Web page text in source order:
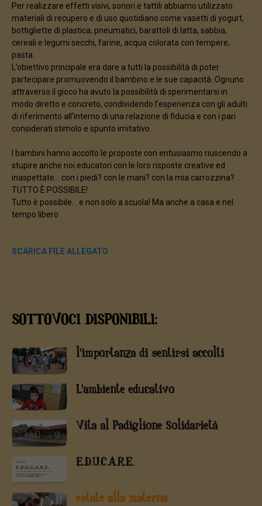
Per realizzare effetti visivi, sonori e tattili abbiamo utilizzato
materiali di recupero e di uso quotidiano come vasetti di yogurt,
bottigliette di plastica, pneumatici, barattoli di latta, sabbia,
cereali e legumi secchi, farine, acqua colorata con tempere,
pasta.
L’obiettivo principale era dare a tutti la possibilità di poter
partecipare promuovendo il bambino e le sue capacità. Ognuno
attraverso il gioco ha avuto la possibilità di sperimentarsi in
modo diretto e concreto, condividendo l’esperienza con gli adulti
di riferimento all’interno di una relazione di fiducia e con i pari
considerati stimolo e spunto imitativo.
I bambini hanno accolto le proposte con entusiasmo riuscendo a
stupire anche noi educatori con le loro risposte creative ed
inaspettate… con i piedi? con le mani? con la mia carrozzina? ...
TUTTO È POSSIBILE!
Tutto è possibile… e non solo a scuola! Ma anche a casa e nel
tempo libero
SCARICA FILE ALLEGATO
SOTTOVOCI DISPONIBILI:
l'importanza di sentirsi accolti
L'ambiente educativo
Vita al Padiglione Solidarietà
E.D.U.C.A.R.E.
estate alla materna